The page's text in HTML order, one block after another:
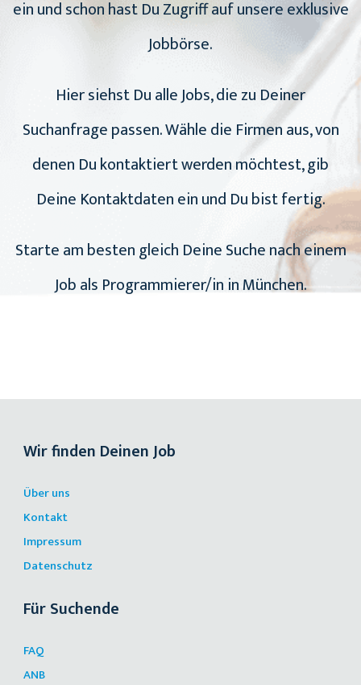
ein und schon hast Du Zugriff auf unsere exklusive
Jobbörse.
Hier siehst Du alle Jobs, die zu Deiner
Suchanfrage passen. Wähle die Firmen aus, von
denen Du kontaktiert werden möchtest, gib
Deine Kontaktdaten ein und Du bist fertig.
Starte am besten gleich Deine Suche nach einem
Job als Programmierer/in in München.
Wir finden Deinen Job
Über uns
Kontakt
Impressum
Datenschutz
Für Suchende
FAQ
ANB